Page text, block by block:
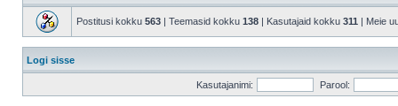
Postitusi kokku 563 | Teemasid kokku 138 | Kasutajaid kokku 311 | Meie
Logi sisse
Kasutajanimi: Parool: